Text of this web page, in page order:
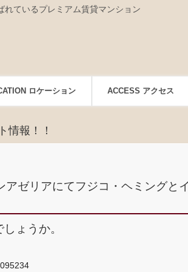
ているプレミアム賃貸マンション
ロケーション ACCESS アクセス
情報！！
ゼリアにてフジコ・ヘミングと
しょうか。